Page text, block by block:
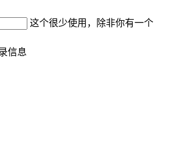
这个很少使用，除非你有一个
信息